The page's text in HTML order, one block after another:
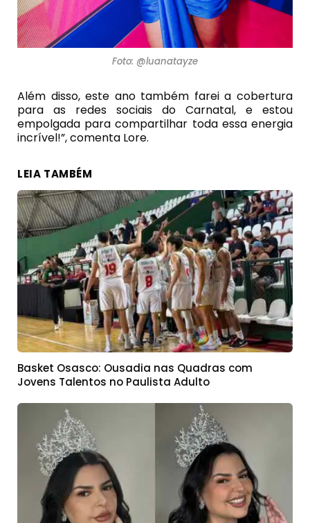
Foto: @luanatayze
Além disso, este ano também farei a cobertura
para as redes sociais do Carnatal, e estou
empolgada para compartilhar toda essa energia
incrível!”, comenta Lore.
LEIA TAMBÉM
Basket Osasco: Ousadia nas Quadras com
Jovens Talentos no Paulista Adulto